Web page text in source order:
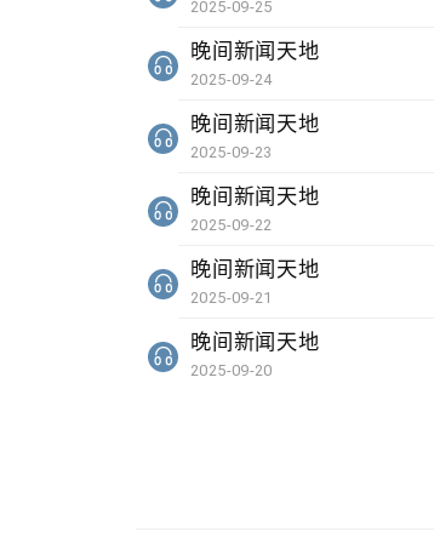
2025-09-25
晚间新闻天地
2025-09-24
晚间新闻天地
2025-09-23
晚间新闻天地
2025-09-22
晚间新闻天地
2025-09-21
晚间新闻天地
2025-09-20